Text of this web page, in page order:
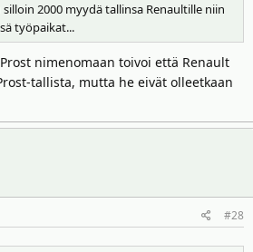
2000 myydä tallinsa Renaultille niin
työpaikat...
nimenomaan toivoi että Renault
tallista, mutta he eivät olleetkaan
#28